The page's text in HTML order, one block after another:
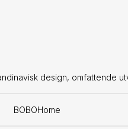
design, omfattende
BOBOHome